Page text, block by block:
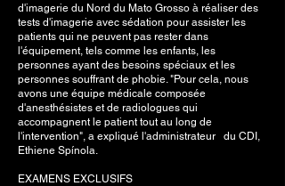
d'imagerie du Nord du Mato Grosso à réaliser des
tests d'imagerie avec sédation pour assister les
patients qui ne peuvent pas rester dans
l'équipement, tels comme les enfants, les
personnes ayant des besoins spéciaux et les
personnes souffrant de phobie. "Pour cela, nous
avons une équipe médicale composée
d'anesthésistes et de radiologues qui
accompagnent le patient tout au long de
l'intervention", a expliqué l'administrateur du CDI,
Ethiene Spínola.
EXAMENS EXCLUSIFS